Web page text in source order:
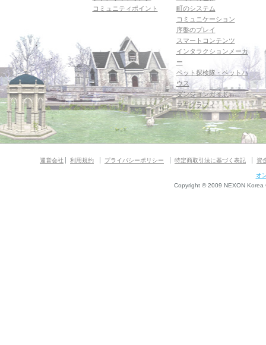
コミュニティポイント
町のシステム
コミュニケーション
序盤のプレイ
スマートコンテンツ
インタラクションメーカ
ー
ペット探検隊・ペットハ
ウス
ダンジョンガイド
マギグラフィ
運営会社 利用規約 プライバシーポリシー 特定商取引法に基づく表記 資
オ
Copyright © 2009 NEXON Korea